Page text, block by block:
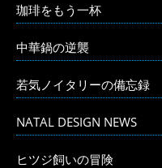
珈琲をもう一杯
中華鍋の逆襲
若気ノイタリーの備忘録
NATAL DESIGN NEWS
ヒツジ飼いの冒険